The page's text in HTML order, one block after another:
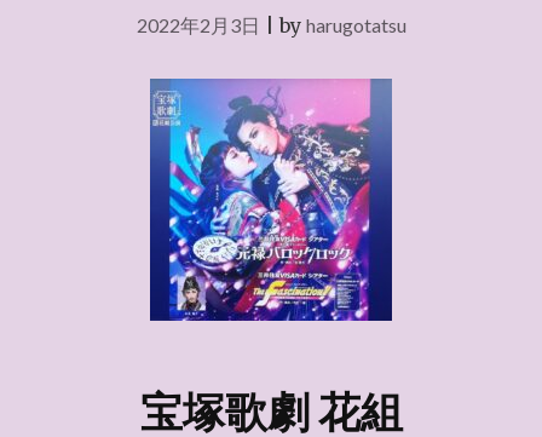
2022年2月3日 |by harugotatsu
宝塚歌劇 花組